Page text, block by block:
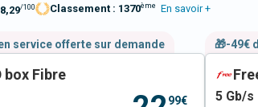
/100 Classement : 1370ème En savoir +
service offerte sur demande
box Fibre
99€
🎁-49€
5 Gb/s